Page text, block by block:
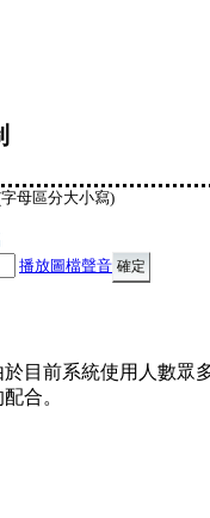
母區分大小寫)
播放圖檔聲音
目前系統使用人數眾
合。